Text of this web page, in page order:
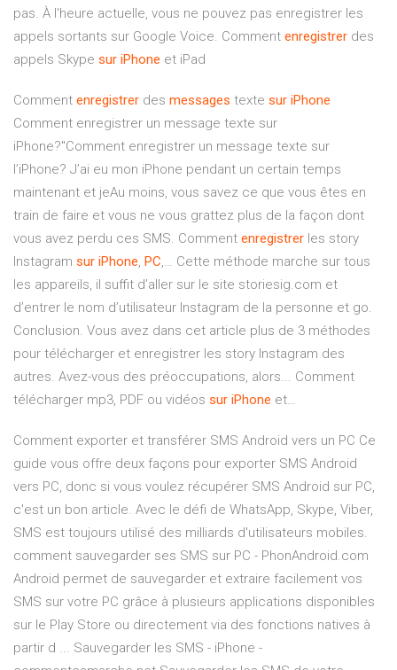
pas. À l'heure actuelle, vous ne pouvez pas enregistrer les
appels sortants sur Google Voice. Comment enregistrer des
appels Skype sur iPhone et iPad
Comment enregistrer des messages texte sur iPhone
Comment enregistrer un message texte sur
iPhone?"Comment enregistrer un message texte sur
l’iPhone? J’ai eu mon iPhone pendant un certain temps
maintenant et jeAu moins, vous savez ce que vous êtes en
train de faire et vous ne vous grattez plus de la façon dont
vous avez perdu ces SMS. Comment enregistrer les story
Instagram sur iPhone, PC,… Cette méthode marche sur tous
les appareils, il suffit d’aller sur le site storiesig.com et
d’entrer le nom d’utilisateur Instagram de la personne et go.
Conclusion. Vous avez dans cet article plus de 3 méthodes
pour télécharger et enregistrer les story Instagram des
autres. Avez-vous des préoccupations, alors... Comment
télécharger mp3, PDF ou vidéos sur iPhone et…
Comment exporter et transférer SMS Android vers un PC Ce
guide vous offre deux façons pour exporter SMS Android
vers PC, donc si vous voulez récupérer SMS Android sur PC,
c'est un bon article. Avec le défi de WhatsApp, Skype, Viber,
SMS est toujours utilisé des milliards d'utilisateurs mobiles.
comment sauvegarder ses SMS sur PC - PhonAndroid.com
Android permet de sauvegarder et extraire facilement vos
SMS sur votre PC grâce à plusieurs applications disponibles
sur le Play Store ou directement via des fonctions natives à
partir d ... Sauvegarder les SMS - iPhone -